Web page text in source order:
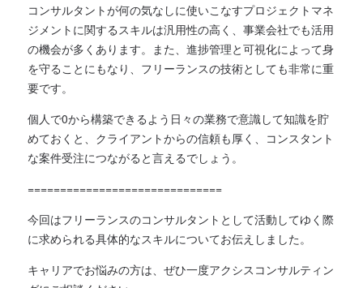
コンサルタントが何の気なしに使いこなすプロジェクトマネ
ジメントに関するスキルは汎用性の高く、事業会社でも活用
の機会が多くあります。 また、進捗管理と可視化によって身
を守ることにもなり、フリーランスの技術としても非常に重
要です。
個人で0から構築できるよう日々の業務で意識して知識を貯
めておくと、クライアントからの信頼も厚く、コンスタント
な案件受注につながると言えるでしょう。
==============================
今回はフリーランスのコンサルタントとして活動してゆく際
に求められる具体的なスキルについてお伝えしました。
キャリアでお悩みの方は、ぜひ一度アクシスコンサルティン